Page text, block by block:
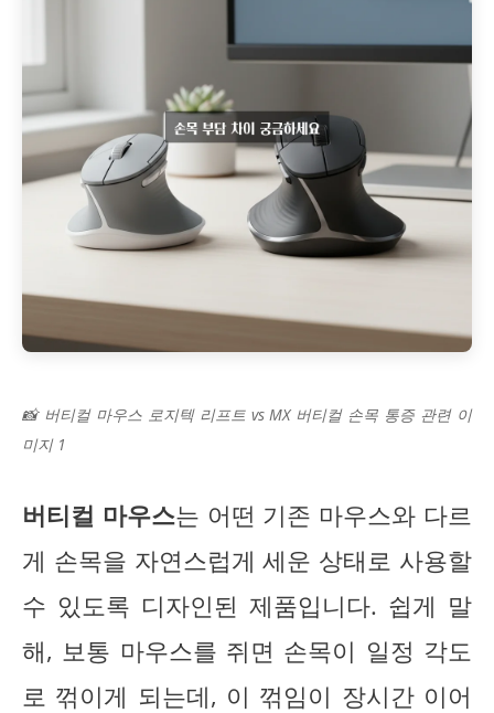
📸 버티컬 마우스 로지텍 리프트 vs MX 버티컬 손목 통증 관련 이
미지 1
버티컬 마우스는 어떤 기존 마우스와 다르
게 손목을 자연스럽게 세운 상태로 사용할
수 있도록 디자인된 제품입니다. 쉽게 말
해, 보통 마우스를 쥐면 손목이 일정 각도
로 꺾이게 되는데, 이 꺾임이 장시간 이어